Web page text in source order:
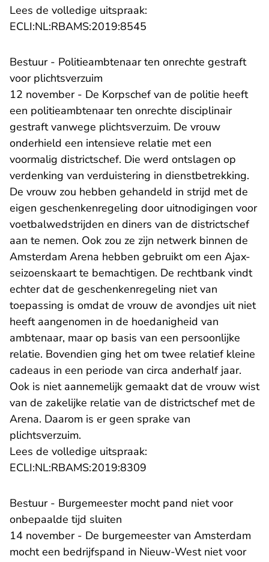
Lees de volledige uitspraak:
ECLI:NL:RBAMS:2019:8545
Bestuur - Politieambtenaar ten onrechte gestraft
voor plichtsverzuim
12 november - De Korpschef van de politie heeft
een politieambtenaar ten onrechte disciplinair
gestraft vanwege plichtsverzuim. De vrouw
onderhield een intensieve relatie met een
voormalig districtschef. Die werd ontslagen op
verdenking van verduistering in dienstbetrekking.
De vrouw zou hebben gehandeld in strijd met de
eigen geschenkenregeling door uitnodigingen voor
voetbalwedstrijden en diners van de districtschef
aan te nemen. Ook zou ze zijn netwerk binnen de
Amsterdam Arena hebben gebruikt om een Ajax-
seizoenskaart te bemachtigen. De rechtbank vindt
echter dat de geschenkenregeling niet van
toepassing is omdat de vrouw de avondjes uit niet
heeft aangenomen in de hoedanigheid van
ambtenaar, maar op basis van een persoonlijke
relatie. Bovendien ging het om twee relatief kleine
cadeaus in een periode van circa anderhalf jaar.
Ook is niet aannemelijk gemaakt dat de vrouw wist
van de zakelijke relatie van de districtschef met de
Arena. Daarom is er geen sprake van
plichtsverzuim.
Lees de volledige uitspraak:
ECLI:NL:RBAMS:2019:8309
Bestuur - Burgemeester mocht pand niet voor
onbepaalde tijd sluiten
14 november - De burgemeester van Amsterdam
mocht een bedrijfspand in Nieuw-West niet voor